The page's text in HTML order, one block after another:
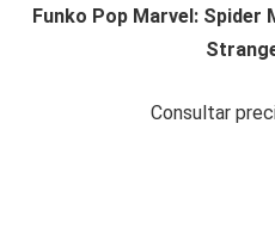
Funko Pop Marvel: Spider
Consultar